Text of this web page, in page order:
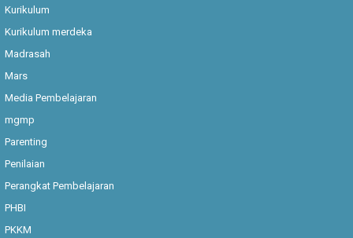
Kurikulum
Kurikulum merdeka
Madrasah
Mars
Media Pembelajaran
mgmp
Parenting
Penilaian
Perangkat Pembelajaran
PHBI
PKKM